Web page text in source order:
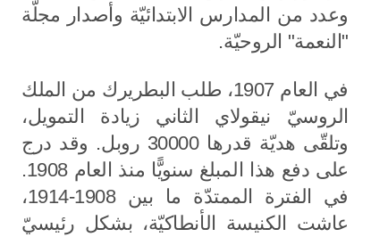
وعدد من المدارس الابتدائيّة وأصدار مجلّة
"النعمة" الروحيّة.
في العام 1907، طلب البطريرك من الملك
الروسيّ نيقولاي الثاني زيادة التمويل،
وتلقّى هديّة قدرها 30000 روبل. وقد درج
على دفع هذا المبلغ سنويًّا منذ العام 1908.
في الفترة الممتدّة ما بين 1908-1914،
عاشت الكنيسة الأنطاكيّة، بشكل رئيسيّ